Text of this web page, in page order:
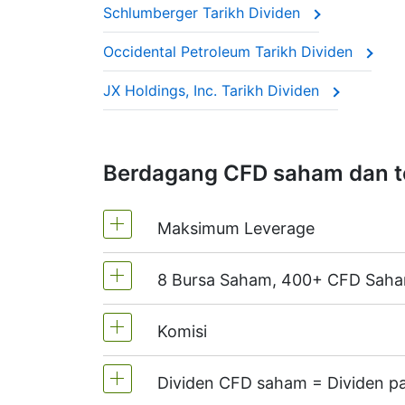
Syarikat-syarikat ini sering dipanggil
Pelarasan ini memastikan harga CFD
Schlumberger Tarikh Dividen
Occidental Petroleum Tarikh Dividen
JX Holdings, Inc. Tarikh Dividen
Berdagang CFD saham dan
Maksimum Leverage
MT4 dan MT5 - 1:20 (Margin 5%)
Di NetTradeX, leverage CFD saham
8 Bursa Saham, 400+ CFD
Kami menawarkan lebih daripada
(Kanada),HKEx(Hong Kong),TSE
Komisi
Sehingga 0,1% dari isi padu
Dividen CFD saham = Dividen